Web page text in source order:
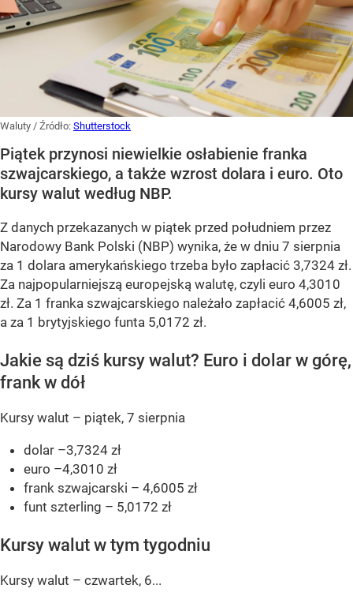
Waluty / Źródło: Shutterstock
Piątek przynosi niewielkie osłabienie franka
szwajcarskiego, a także wzrost dolara i euro. Oto
kursy walut według NBP.
Z danych przekazanych w piątek przed południem przez
Narodowy Bank Polski (NBP) wynika, że w dniu 7 sierpnia
za 1 dolara amerykańskiego trzeba było zapłacić 3,7324 zł.
Za najpopularniejszą europejską walutę, czyli euro 4,3010
zł. Za 1 franka szwajcarskiego należało zapłacić 4,6005 zł,
a za 1 brytyjskiego funta 5,0172 zł.
Jakie są dziś kursy walut? Euro i dolar w górę,
frank w dół
Kursy walut – piątek, 7 sierpnia
dolar –3,7324 zł
euro –4,3010 zł
frank szwajcarski – 4,6005 zł
funt szterling – 5,0172 zł
Kursy walut w tym tygodniu
Kursy walut – czwartek, 6...